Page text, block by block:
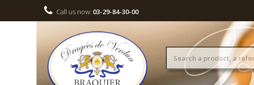
Call us now: 03-29-84-30-00